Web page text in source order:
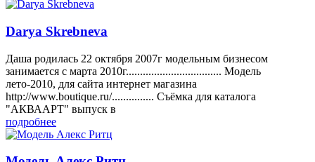
Darya Skrebneva
Даша родилась 22 октября 2007г модельным бизнесом
занимается с марта 2010г.................................. Модель
лето-2010, для сайта интернет магазина
http://www.boutique.ru/............... Съёмка для каталога
"АКВААРТ" выпуск в
подробнее